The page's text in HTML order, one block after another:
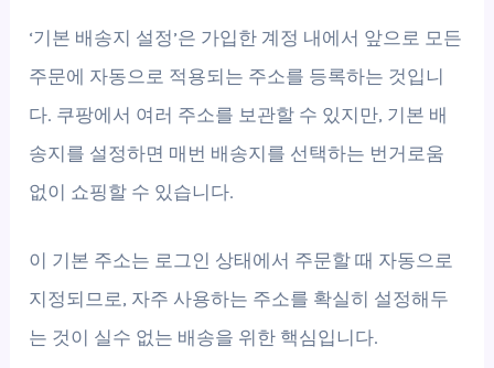
‘기본 배송지 설정’은 가입한 계정 내에서 앞으로 모든
주문에 자동으로 적용되는 주소를 등록하는 것입니
다. 쿠팡에서 여러 주소를 보관할 수 있지만, 기본 배
송지를 설정하면 매번 배송지를 선택하는 번거로움
없이 쇼핑할 수 있습니다.
이 기본 주소는 로그인 상태에서 주문할 때 자동으로
지정되므로, 자주 사용하는 주소를 확실히 설정해두
는 것이 실수 없는 배송을 위한 핵심입니다.